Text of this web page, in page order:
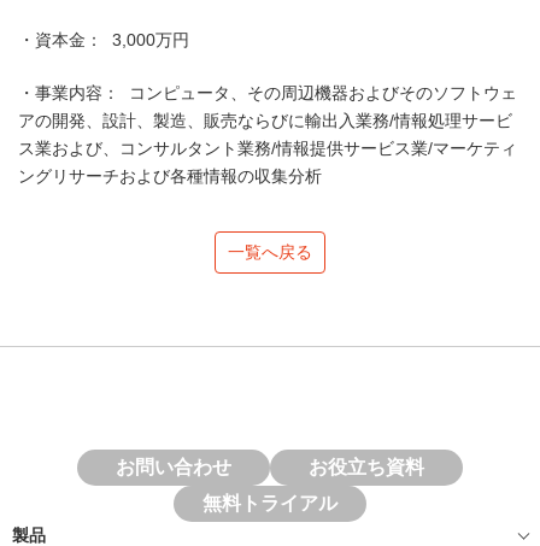
・資本金： 3,000万円
・事業内容： コンピュータ、その周辺機器およびそのソフトウェ
アの開発、設計、製造、販売ならびに輸出入業務/情報処理サービ
ス業および、コンサルタント業務/情報提供サービス業/マーケティ
ングリサーチおよび各種情報の収集分析
一覧へ戻る
お問い合わせ
お役立ち資料
無料トライアル
製品